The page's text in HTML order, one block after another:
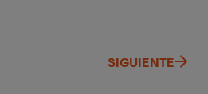
SIGUIENTE